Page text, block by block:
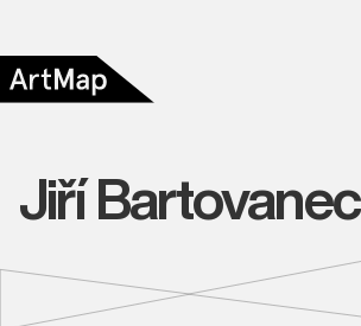
Jiří Bartovanec